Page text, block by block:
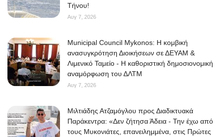
Τήνου!
Αυγ 7, 2026
Municipal Council Mykonos: Η κομβική
ανασυγκρότηση Διοικήσεων σε ΔΕΥΑΜ &
Λιμενικό Ταμείο - Η καθοριστική δημοσιονομική
αναμόρφωση του ΔΛΤΜ
Αυγ 7, 2026
Μιλτιάδης Ατζαμόγλου προς Διαδικτυακά
Παράκεντρα: «Δεν ζήτησα Άδεια - Την έχω από
τους Μυκονιάτες, επανειλημμένα, στις Πρώτες